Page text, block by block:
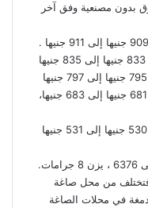
بدون مصنعية وفق آخر
تتراوح سعر جرام الذهب عيار 18 ما بين 681 جنيها إلى 683 جنيها،
تتراوح سعر جرام الذهب عيار 14 ما بين 530 جنيها إلى 531 جنيها
من محل صاغة
في محلات الصاغة